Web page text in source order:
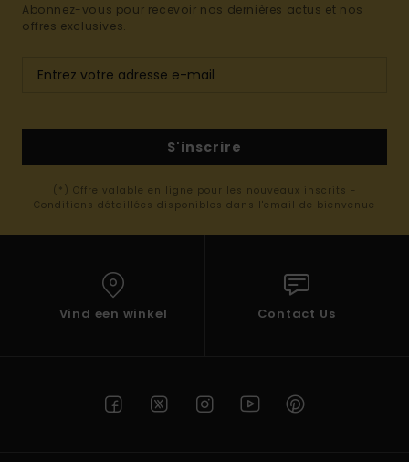
Abonnez-vous pour recevoir nos dernières actus et nos
offres exclusives.
S'inscrire
(*) Offre valable en ligne pour les nouveaux inscrits -
Conditions détaillées disponibles dans l'email de bienvenue
Vind een winkel Contact Us